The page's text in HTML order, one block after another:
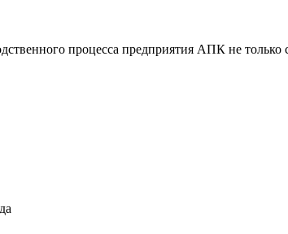
процесса предприятия АПК не